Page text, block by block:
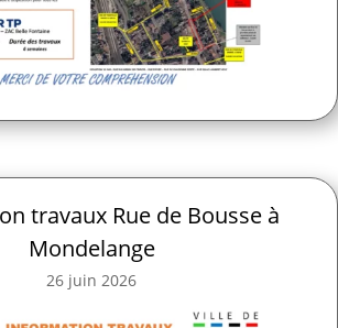
travaux Rue de Bousse à
Mondelange
26 juin 2026